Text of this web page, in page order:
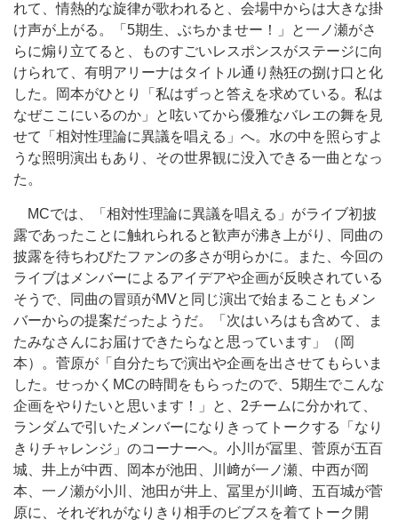
れて、情熱的な旋律が歌われると、会場中からは大きな掛
け声が上がる。「5期生、ぶちかませー！」と一ノ瀬がさ
らに煽り立てると、ものすごいレスポンスがステージに向
けられて、有明アリーナはタイトル通り熱狂の捌け口と化
した。岡本がひとり「私はずっと答えを求めている。私は
なぜここにいるのか」と呟いてから優雅なバレエの舞を見
せて「相対性理論に異議を唱える」へ。水の中を照らすよ
うな照明演出もあり、その世界観に没入できる一曲となっ
た。
MCでは、「相対性理論に異議を唱える」がライブ初披
露であったことに触れられると歓声が沸き上がり、同曲の
披露を待ちわびたファンの多さが明らかに。また、今回の
ライブはメンバーによるアイデアや企画が反映されている
そうで、同曲の冒頭がMVと同じ演出で始まることもメン
バーからの提案だったようだ。「次はいろはも含めて、ま
たみなさんにお届けできたらなと思っています」（岡
本）。菅原が「自分たちで演出や企画を出させてもらいま
した。せっかくMCの時間をもらったので、5期生でこんな
企画をやりたいと思います！」と、2チームに分かれて、
ランダムで引いたメンバーになりきってトークする「なり
きりチャレンジ」のコーナーへ。小川が冨里、菅原が五百
城、井上が中西、岡本が池田、川﨑が一ノ瀬、中西が岡
本、一ノ瀬が小川、池田が井上、冨里が川﨑、五百城が菅
原に、それぞれがなりきり相手のビブスを着てトーク開